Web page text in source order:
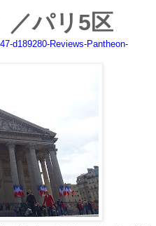
／パリ5区
d189280-Reviews-Pantheon-